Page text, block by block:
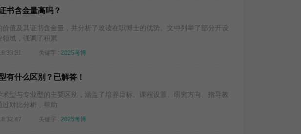
书含金量高吗？
值及其证书含金量，并分析了攻读在职博士的优势。文中列举了部分开设
域，强调了积累
关键字 : 2025考博
有什么区别？已解答！
型与专业型的主要区别，涵盖了培养目标、课程设置、研究方向、指导教
过对比分析，帮助
关键字 : 2025考博